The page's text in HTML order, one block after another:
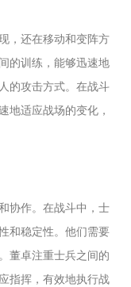
，还在移动和变阵方
的训练，能够迅速地
的攻击方式。在战斗
地适应战场的变化，
协作。在战斗中，士
和稳定性。他们需要
董卓注重士兵之间的
指挥，有效地执行战